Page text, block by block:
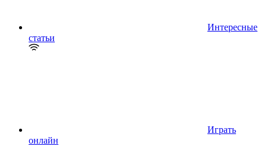
Интересные
статьи
Играть
онлайн